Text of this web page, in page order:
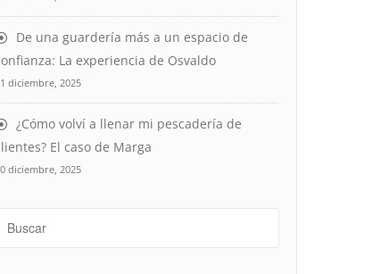
De una guardería más a un espacio de
La experiencia de Osvaldo
diciembre, 2025
¿Cómo volví a llenar mi pescadería de
El caso de Marga
diciembre, 2025